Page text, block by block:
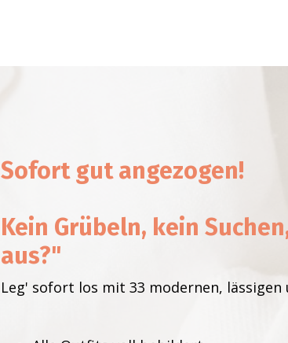
Sofort gut angezogen!
Kein Grübeln, kein
aus?"
Leg' sofort los mit 33 modernen,